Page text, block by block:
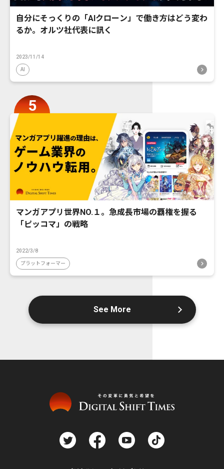
自分にそっくりの「AIクローン」で働き方はどう変わ
るか。オルツ社代表に訊く
2023/11/14
AI
マンガアプリ世界NO.１。急成長市場の覇権を握る
「ピッコマ」の戦略
2022/3/8
プラットフォーマー
See More